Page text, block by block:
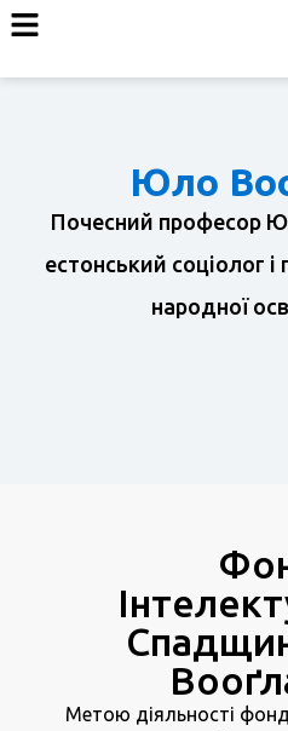
Юло
Почесний професор
естонський соціолог і
народної
Метою діяльності